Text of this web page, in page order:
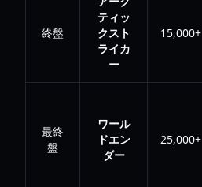
終盤
ティッ
クスト
ライカ
ー
15,000+
最終
盤
ワール
ドエン
ダー
25,000+